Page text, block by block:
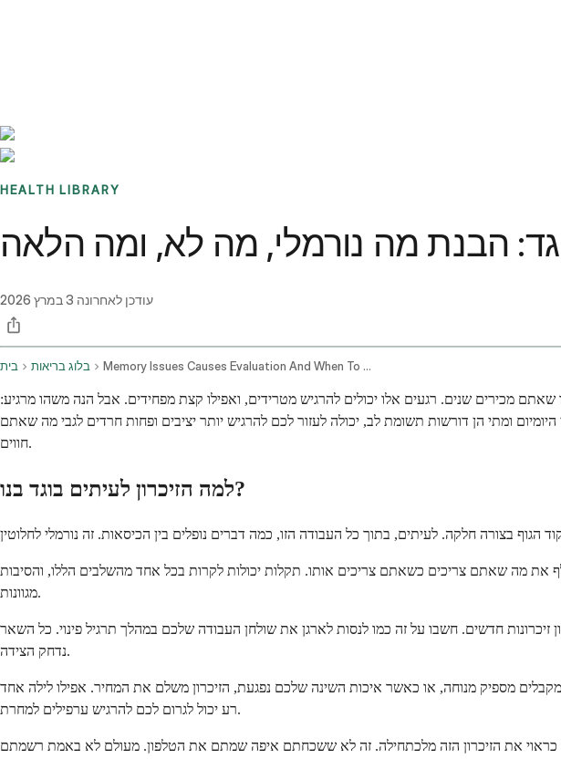
HEALTH LIBRARY
הבנת מה נורמלי, מה לא, ומה הלאה
עודכן לאחרונה 3 במרץ 2026
בית בלוג בריאות Memory Issues Causes Evaluation And When To Worry
שנים. רגעים אלו יכולים להרגיש מטרידים, ואפילו קצת מפחידים. אבל הנה משהו מרגיע:
ומתי הן דורשות תשומת לב, יכולה לעזור לכם להרגיש יותר יציבים ופחות חרדים לגבי מה שאתם
חווים.
למה הזיכרון לעיתים בוגד בנו?
מה שאתם צריכים כשאתם צריכים אותו. תקלות יכולות לקרות בכל אחד מהשלבים הללו, והסיבות
מגוונות.
חדשים. חשבו על זה כמו לנסות לארגן את שולחן העבודה שלכם במהלך תרגיל פינוי. כל השאר
נדחק הצידה.
מספיק מנוחה, או כאשר איכות השינה שלכם נפגעת, הזיכרון משלם את המחיר. אפילו לילה אחד
רע יכול לגרום לכם להרגיש ערפילים למחרת.
את הזיכרון הזה מלכתחילה. זה לא ששכחתם איפה שמתם את הטלפון. מעולם לא באמת רשמתם